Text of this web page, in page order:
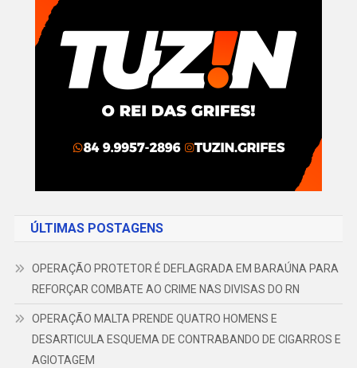
ÚLTIMAS POSTAGENS
OPERAÇÃO PROTETOR É DEFLAGRADA EM BARAÚNA PARA
REFORÇAR COMBATE AO CRIME NAS DIVISAS DO RN
OPERAÇÃO MALTA PRENDE QUATRO HOMENS E
DESARTICULA ESQUEMA DE CONTRABANDO DE CIGARROS E
AGIOTAGEM